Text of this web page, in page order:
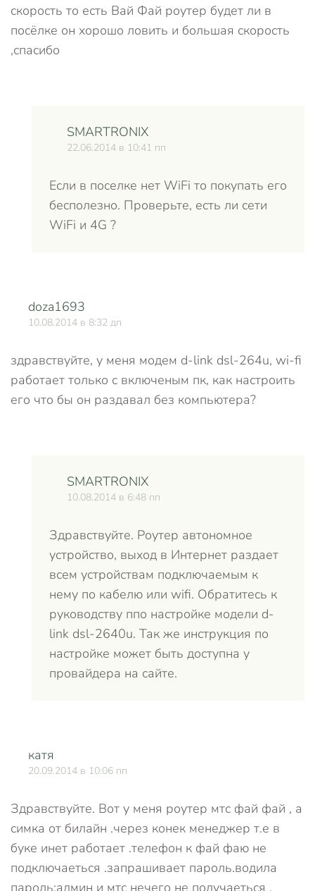
скорость то есть Вай Фай роутер будет ли в
посёлке он хорошо ловить и большая скорость
,спасибо
SMARTRONIX
22.06.2014 в 10:41 пп
Если в поселке нет WiFi то покупать его
бесполезно. Проверьте, есть ли сети
WiFi и 4G ?
doza1693
10.08.2014 в 8:32 дп
здравствуйте, у меня модем d-link dsl-264u, wi-fi
работает только с включеным пк, как настроить
его что бы он раздавал без компьютера?
SMARTRONIX
10.08.2014 в 6:48 пп
Здравствуйте. Роутер автономное
устройство, выход в Интернет раздает
всем устройствам подключаемым к
нему по кабелю или wifi. Обратитесь к
руководству ппо настройке модели d-
link dsl-2640u. Так же инструкция по
настройке может быть доступна у
провайдера на сайте.
катя
20.09.2014 в 10:06 пп
Здравствуйте. Вот у меня роутер мтс фай фай , а
симка от билайн .через конек менеджер т.е в
буке инет работает .телефон к фай фаю не
подключаеться .запрашивает пароль.водила
пароль:админ и мтс нечего не получаеться .